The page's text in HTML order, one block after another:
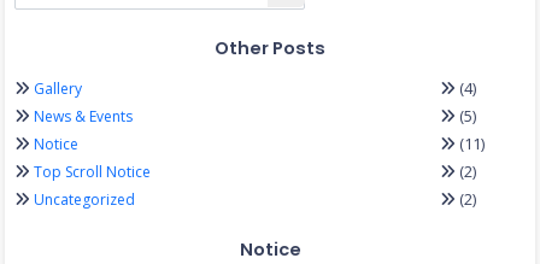
Other Posts
Gallery (4)
News & Events (5)
Notice (11)
Top Scroll Notice (2)
Uncategorized (2)
Notice